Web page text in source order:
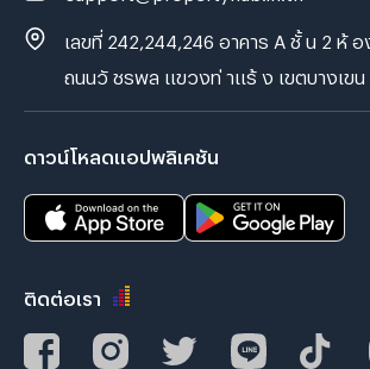
เลขที่ 242,244,246 อาคาร A ชั้ น 2 ห้ อ
ถนนวั ชรพล แขวงท่ าแร้ ง เขตบางเขน
ดาวน์โหลดแอปพลิเคชัน
ติดต่อเรา